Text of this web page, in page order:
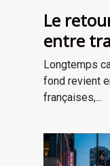
Le
entre
en
Longtemps
fond revient
françaises,...